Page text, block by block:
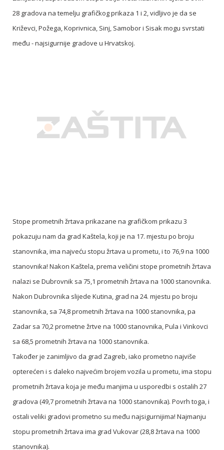
28 gradova na temelju grafičkog prikaza 1 i 2, vidljivo je da se
Križevci, Požega, Koprivnica, Sinj, Samobor i Sisak mogu svrstati
među - najsigurnije gradove u Hrvatskoj.
Stope prometnih žrtava prikazane na grafičkom prikazu 3
pokazuju nam da grad Kaštela, koji je na 17. mjestu po broju
stanovnika, ima najveću stopu žrtava u prometu, i to 76,9 na 1000
stanovnika! Nakon Kaštela, prema veličini stope prometnih žrtava
nalazi se Dubrovnik sa 75,1 prometnih žrtava na 1000 stanovnika.
Nakon Dubrovnika slijede Kutina, grad na 24. mjestu po broju
stanovnika, sa 74,8 prometnih žrtava na 1000 stanovnika, pa
Zadar sa 70,2 prometne žrtve na 1000 stanovnika, Pula i Vinkovci
sa 68,5 prometnih žrtava na 1000 stanovnika.
Također je zanimljivo da grad Zagreb, iako prometno najviše
opterećen i s daleko najvećim brojem vozila u prometu, ima stopu
prometnih žrtava koja je među manjima u usporedbi s ostalih 27
gradova (49,7 prometnih žrtava na 1000 stanovnika). Povrh toga, i
ostali veliki gradovi prometno su među najsigurnijima! Najmanju
stopu prometnih žrtava ima grad Vukovar (28,8 žrtava na 1000
stanovnika).